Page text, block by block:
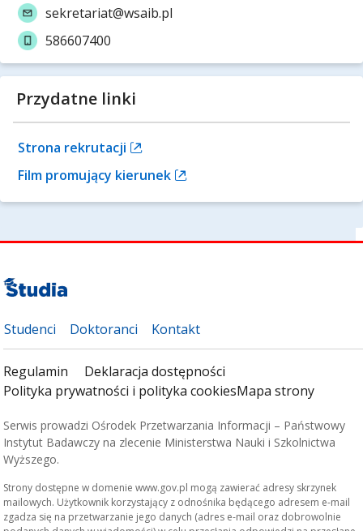
sekretariat@wsaib.pl
586607400
Przydatne linki
Strona rekrutacji
Film promujący kierunek
Studenci Doktoranci Kontakt
Regulamin
Deklaracja dostępności
Polityka prywatności i polityka cookiesMapa strony
Serwis prowadzi Ośrodek Przetwarzania Informacji – Państwowy
Instytut Badawczy na zlecenie Ministerstwa Nauki i Szkolnictwa
Wyższego.
Strony dostępne w domenie www.gov.pl mogą zawierać adresy skrzynek
mailowych. Użytkownik korzystający z odnośnika będącego adresem e-mail
zgadza się na przetwarzanie jego danych (adres e-mail oraz dobrowolnie